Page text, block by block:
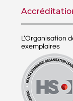
L’Organisation
exemplaires